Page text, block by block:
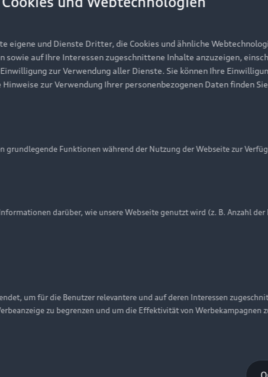
eigene und Dienste Dritter, die Cookies und ähnliche
sowie auf Ihre Interessen zugeschnittene Inhalte anzuzeigen,
zur Verwendung aller Dienste. Sie können Ihre
zur Verwendung Ihrer personenbezogenen Daten finden
grundlegende Funktionen während der Nutzung der Webseite zur
darüber, wie unsere Webseite genutzt wird (z. B. Anzahl
um für die Benutzer relevantere und auf deren Interessen
zu begrenzen und um die Effektivität von Werbekampagnen